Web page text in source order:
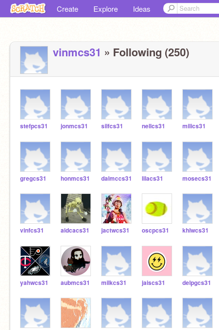
Create Explore Ideas
vinmcs31 » Following (250)
stefpcs31 jonmcs31 silfcs31 nellcs31 milics31
gregcs31 honmcs31 dalmccs31 lilacs31 mosecs31
vinfcs31 aidcacs31 jactwcs31 oscpcs31 khlwcs31
yahwcs31 aubmcs31 milkcs31 jaiscs31 delpgcs31